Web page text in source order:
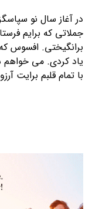
در آغاز سال نو
جملاتی که برایم
برانگیختی. افسوس
یاد کردی. می خواهم
با تمام قلبم برایت